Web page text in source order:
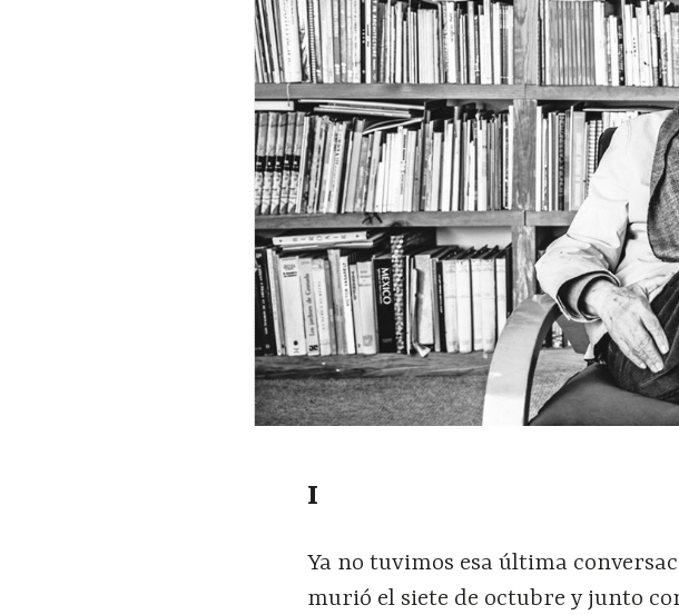
I
Ya no tuvimos esa última
murió el siete de octubre y junto